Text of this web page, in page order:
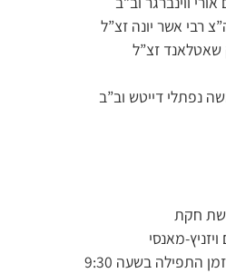
רבי אשר יונה זצ”ל
שאטלאנד זצ”ל
נפתלי דייטש וב”ב
חקת
מאנסי